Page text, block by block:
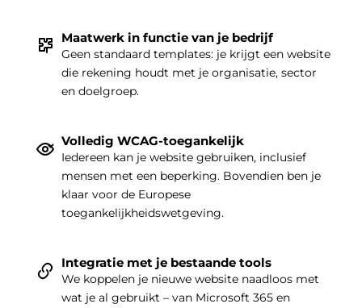
|
Maatwerk in functie van je bedrijf
Geen standaard templates: je krijgt een website
die rekening houdt met je organisatie, sector
en doelgroep.
Volledig WCAG-toegankelijk
Iedereen kan je website gebruiken, inclusief
mensen met een beperking. Bovendien ben je
klaar voor de Europese
toegankelijkheidswetgeving.
Integratie met je bestaande tools
We koppelen je nieuwe website naadloos met
wat je al gebruikt – van Microsoft 365 en